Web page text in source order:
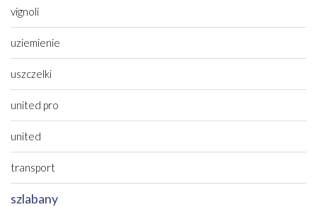
vignoli
uziemienie
uszczelki
united pro
united
transport
szlabany